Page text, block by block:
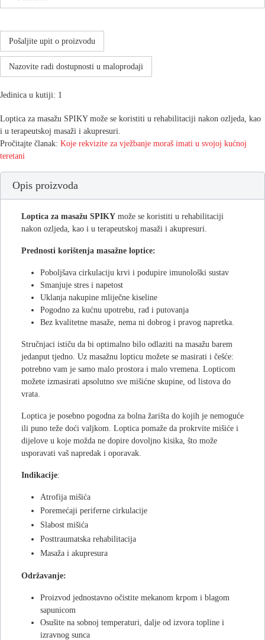
Pošaljite upit o proizvodu
Nazovite radi dostupnosti u maloprodaji
Jedinica u kutiji: 1
Loptica za masažu SPIKY može se koristiti u rehabilitaciji nakon ozljeda, kao
i u terapeutskoj masaži i akupresuri.
Pročitajte članak: Koje rekvizite za vježbanje moraš imati u svojoj kućnoj
teretani
Opis proizvoda
Loptica za masažu SPIKY može se koristiti u rehabilitaciji
nakon ozljeda, kao i u terapeutskoj masaži i akupresuri.
Prednosti korištenja masažne loptice:
Poboljšava cirkulaciju krvi i podupire imunološki sustav
Smanjuje stres i napetost
Uklanja nakupine mliječne kiseline
Pogodno za kućnu upotrebu, rad i putovanja
Bez kvalitetne masaže, nema ni dobrog i pravog napretka.
Stručnjaci ističu da bi optimalno bilo odlaziti na masažu barem
jedanput tjedno. Uz masažnu lopticu možete se masirati i češće:
potrebno vam je samo malo prostora i malo vremena. Lopticom
možete izmasirati apsolutno sve mišićne skupine, od listova do
vrata.
Loptica je posebno pogodna za bolna žarišta do kojih je nemoguće
ili puno teže doći valjkom. Loptica pomaže da prokrvite mišiće i
dijelove u koje možda ne dopire dovoljno kisika, što može
usporavati vaš napredak i oporavak.
Indikacije:
Atrofija mišića
Poremećaji periferne cirkulacije
Slabost mišića
Posttraumatska rehabilitacija
Masaža i akupresura
Održavanje:
Proizvod jednostavno očistite mekanom krpom i blagom
sapunicom
Osušite na sobnoj temperaturi, dalje od izvora topline i
izravnog sunca